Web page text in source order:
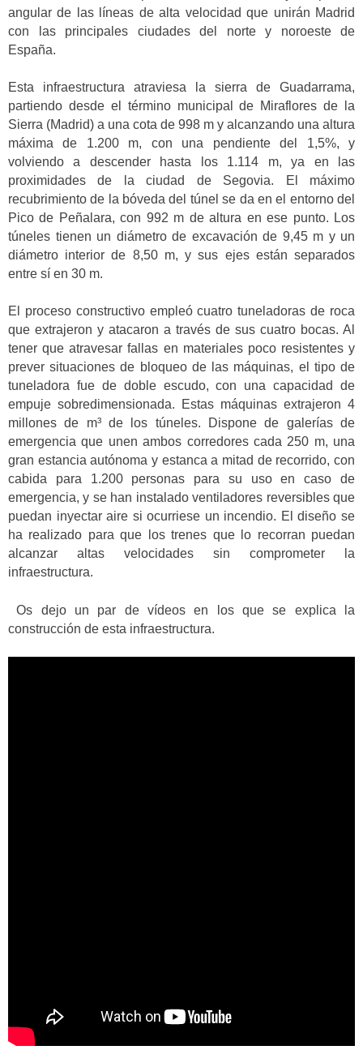
angular de las líneas de alta velocidad que unirán Madrid
con las principales ciudades del norte y noroeste de
España.
Esta infraestructura atraviesa la sierra de Guadarrama,
partiendo desde el término municipal de Miraflores de la
Sierra (Madrid) a una cota de 998 m y alcanzando una altura
máxima de 1.200 m, con una pendiente del 1,5%, y
volviendo a descender hasta los 1.114 m, ya en las
proximidades de la ciudad de Segovia. El máximo
recubrimiento de la bóveda del túnel se da en el entorno del
Pico de Peñalara, con 992 m de altura en ese punto. Los
túneles tienen un diámetro de excavación de 9,45 m y un
diámetro interior de 8,50 m, y sus ejes están separados
entre sí en 30 m.
El proceso constructivo empleó cuatro tuneladoras de roca
que extrajeron y atacaron a través de sus cuatro bocas. Al
tener que atravesar fallas en materiales poco resistentes y
prever situaciones de bloqueo de las máquinas, el tipo de
tuneladora fue de doble escudo, con una capacidad de
empuje sobredimensionada. Estas máquinas extrajeron 4
millones de m³ de los túneles. Dispone de galerías de
emergencia que unen ambos corredores cada 250 m, una
gran estancia autónoma y estanca a mitad de recorrido, con
cabida para 1.200 personas para su uso en caso de
emergencia, y se han instalado ventiladores reversibles que
puedan inyectar aire si ocurriese un incendio. El diseño se
ha realizado para que los trenes que lo recorran puedan
alcanzar altas velocidades sin comprometer la
infraestructura.
Os dejo un par de vídeos en los que se explica la
construcción de esta infraestructura.